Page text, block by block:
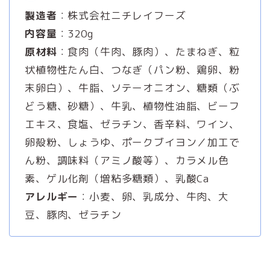
製造者 ：株式会社ニチレイフーズ
内容量 ：320g
原材料 ：食肉（牛肉、豚肉）、たまねぎ、粒
状植物性たん白、つなぎ（パン粉、鶏卵、粉
末卵白）、牛脂、ソテーオニオン、糖類（ぶ
どう糖、砂糖）、牛乳、植物性油脂、ビーフ
エキス、食塩、ゼラチン、香辛料、ワイン、
卵殻粉、しょうゆ、ポークブイヨン／加工で
ん粉、調味料（アミノ酸等）、カラメル色
素、ゲル化剤（増粘多糖類）、乳酸Ca
アレルギー ：小麦、卵、乳成分、牛肉、大
豆、豚肉、ゼラチン